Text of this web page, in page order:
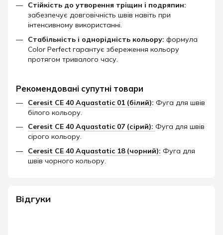
Стійкість до утворення тріщин і подряпин:
забезпечує довговічність швів навіть при
інтенсивному використанні.
Стабільність і однорідність кольору: формула
Color Perfect гарантує збереження кольору
протягом тривалого часу.​
Рекомендовані супутні товари
Ceresit CE 40 Aquastatic 01 (білий): Фуга для швів
білого кольору.
Ceresit CE 40 Aquastatic 07 (сірий): Фуга для швів
сірого кольору.
Ceresit CE 40 Aquastatic 18 (чорний): Фуга для
швів чорного кольору.​
Відгуки